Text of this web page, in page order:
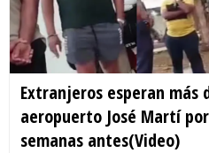
Extranjeros esperan más
aeropuerto José Martí
semanas antes(Video)